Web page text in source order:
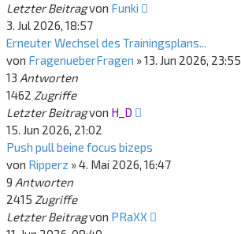
Letzter Beitragvon Funki
3. Jul 2026, 18:57
Erneuter Wechsel des Trainingsplans...
von FragenueberFragen »13. Jun 2026, 23:55
13 Antworten
1462 Zugriffe
Letzter Beitragvon H_D
15. Jun 2026, 21:02
Push pull beine focus bizeps
von Ripperz »4. Mai 2026, 16:47
9 Antworten
2415 Zugriffe
Letzter Beitragvon PRaXX